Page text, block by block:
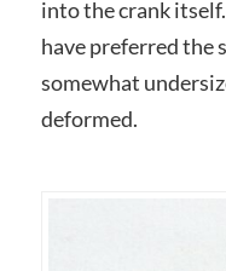
into the crank
have preferred the
somewhat
deformed.